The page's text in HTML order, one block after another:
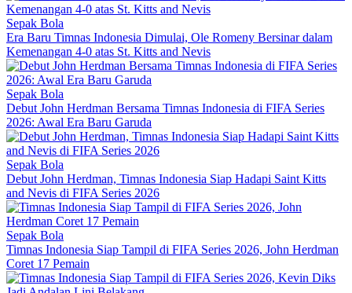
Sepak Bola
Era Baru Timnas Indonesia Dimulai, Ole Romeny Bersinar dalam
Kemenangan 4-0 atas St. Kitts and Nevis
Sepak Bola
Debut John Herdman Bersama Timnas Indonesia di FIFA Series
2026: Awal Era Baru Garuda
Sepak Bola
Debut John Herdman, Timnas Indonesia Siap Hadapi Saint Kitts
and Nevis di FIFA Series 2026
Sepak Bola
Timnas Indonesia Siap Tampil di FIFA Series 2026, John Herdman
Coret 17 Pemain